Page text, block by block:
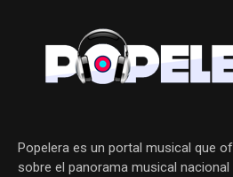
Popelera es un portal musical que
sobre el panorama musical